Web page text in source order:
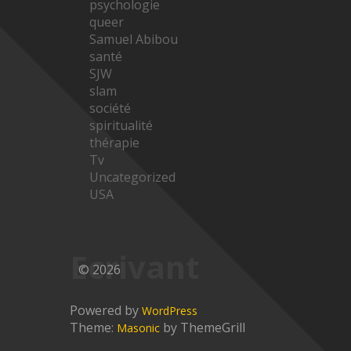
psychologie
queer
Samuel Abibou
santé
SJW
slam
société
spiritualité
thérapie
Tv
Uncategorized
USA
Ecrivant
© 2026
Powered by WordPress
Theme: Masonic by ThemeGrill